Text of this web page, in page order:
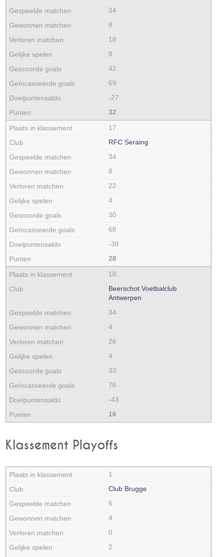
34
8
18
8
42
69
-27
32
17.
RFC Seraing
34
8
22
4
30
68
-38
28
18.
Beerschot Voetbalclub
Antwerpen
34
4
26
4
33
76
-43
16
Klassement Playoffs
1.
Club Brugge
6
4
0
2